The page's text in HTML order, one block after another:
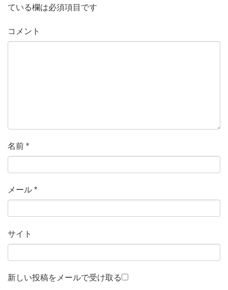
ている欄は必須項目です
コメント
名前 *
メール *
サイト
新しい投稿をメールで受け取る